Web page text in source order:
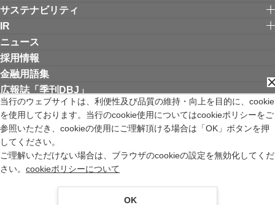
当行のウェブサイトは、利便性及び品質の維持・向上を目的に、cookie
を使用しております。当行のcookie使用についてはcookieポリシーをご
参照いただき、cookieの使用にご理解頂ける場合は「OK」ボタンを押
してください。
ご理解いただけない場合は、ブラウザのcookieの設定を無効化してくだ
さい。 cookieポリシーについて
OK
サステナビリティ
IR
ニュース
採用情報
金融用語集
広報誌「季刊DBJ」
リンク集 お問い合わせ サイトご利用にあたって 個人情報保護方針
ウェブアクセシビリティ方針
金融商品取引法の特定投資家制度に関する「期限日」について
苦情等受付窓口 サイトマップ English
協会 日本証券業協会